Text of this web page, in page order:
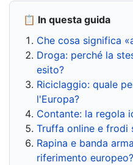
📋 In questa guida
Che cosa significa
Droga: perché la
esito?
Riciclaggio: quale
l'Europa?
Contante: la regola
Truffa online e frodi
Rapina e banda
riferimento europeo?